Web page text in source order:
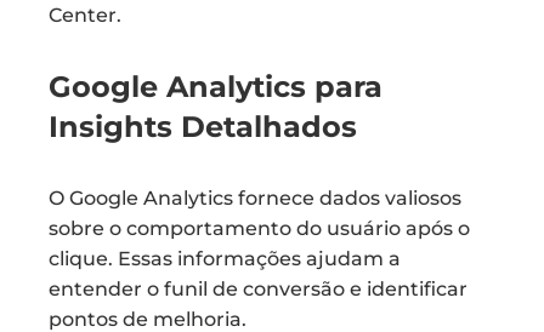
Center.
Google Analytics para
Insights Detalhados
O Google Analytics fornece dados valiosos
sobre o comportamento do usuário após o
clique. Essas informações ajudam a
entender o funil de conversão e identificar
pontos de melhoria.